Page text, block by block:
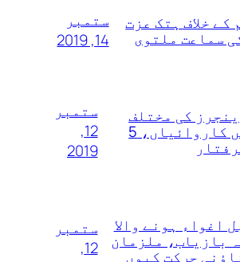
کے خلاف ہتک عزت
سماعت ملتوی
ستمبر
14, 2019
کی مختلف
علاقوں میں کاروائیاں، 5
ستمبر
12,
2019
اغواء ہونے والا
بازیاب، ملزمان
حرکت کیوں
ستمبر
12,